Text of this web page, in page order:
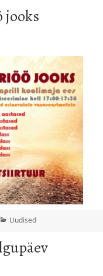
jooks
Rubriigid
Uudised